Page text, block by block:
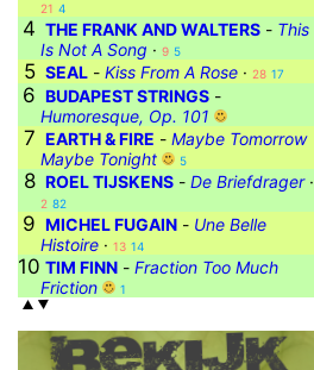
21 4
4 THE FRANK AND WALTERS - This
Is Not A Song · 9 5
5 SEAL - Kiss From A Rose · 28 17
6 BUDAPEST STRINGS -
Humoresque, Op. 101
7 EARTH & FIRE - Maybe Tomorrow
Maybe Tonight
5
8 ROEL TIJSKENS - De Briefdrager·
2 82
9 MICHEL FUGAIN - Une Belle
Histoire · 13 14
10 TIM FINN - Fraction Too Much
Friction
1